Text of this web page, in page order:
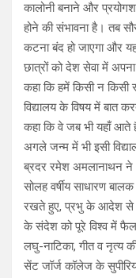
कालोनी बनाने और
होने की संभावना है। तब
कटना बंद हो जाएगा और
छात्रों को देश सेवा में
कहा कि हमें किसी न किसी
विद्यालय के विषय में बात
कहा कि वे जब भी यहाँ आते
अगले जन्म में भी इसी
ब्रदर रमेश अमलानाथन
सोलह वर्षीय साधारण
रखते हुए, प्रभु के आदेश से
के संदेश को पूरे विश्व में
लघु-नाटिका, गीत व नृत्य
सेंट जॉर्ज कॉलेज के